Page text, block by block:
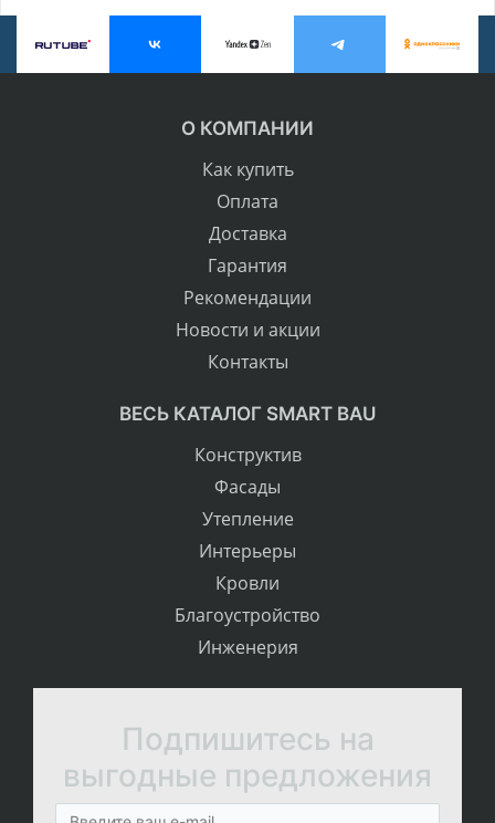
О КОМПАНИИ
Как купить
Оплата
Доставка
Гарантия
Рекомендации
Новости и акции
Контакты
ВЕСЬ КАТАЛОГ SMART BAU
Конструктив
Фасады
Утепление
Интерьеры
Кровли
Благоустройство
Инженерия
Подпишитесь на
выгодные предложения